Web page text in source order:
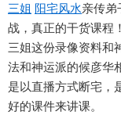
三姐 阳宅风水亲传
战，真正的干货课程
三姐这份录像资料和
法和神运派的候彦华
是以直播方式断宅，
好的课件来讲课。